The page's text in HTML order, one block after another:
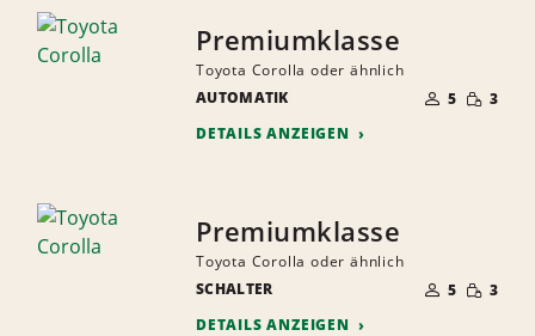
Premiumklasse
Toyota Corolla oder ähnlich
AUTOMATIK
DER
MITFAHRER
5 GERINGE
MENGE
3
DETAILS ANZEIGEN
Premiumklasse
Toyota Corolla oder ähnlich
SCHALTER
DER
MITFAHRER
5 GERINGE
MENGE
3
DETAILS ANZEIGEN